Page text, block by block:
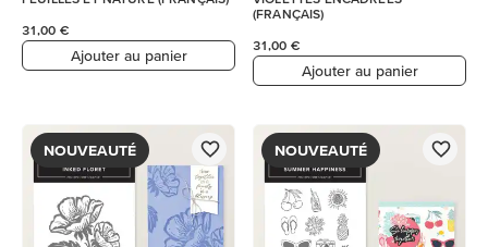
31,00 €
Ajouter au panier
(FRANÇAIS)
31,00 €
Ajouter au panier
NOUVEAUTÉ NOUVEAUTÉ